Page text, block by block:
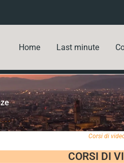
Home Last minute
Corsi di
CORSI DI